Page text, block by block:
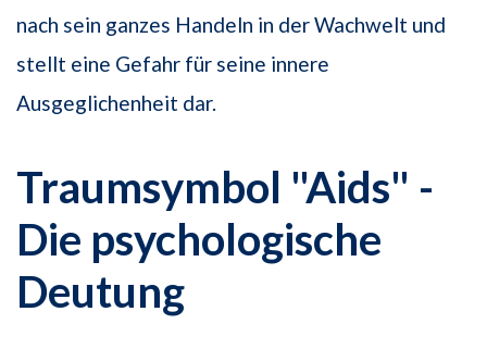
nach sein ganzes Handeln in der Wachwelt und
stellt eine Gefahr für seine innere
Ausgeglichenheit dar.
Traumsymbol "Aids" -
Die psychologische
Deutung